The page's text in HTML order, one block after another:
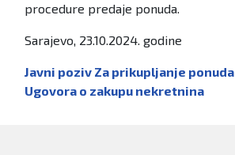
procedure predaje ponuda.
Sarajevo, 23.10.2024. godine
Javni poziv Za prikupljanje
Ugovora o zakupu nekretnina